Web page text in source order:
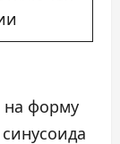
на форму